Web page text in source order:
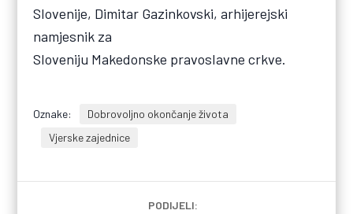
Slovenije, Dimitar Gazinkovski, arhijerejski
namjesnik za
Sloveniju Makedonske pravoslavne crkve.
Oznake:
Dobrovoljno okončanje života
Vjerske zajednice
PODIJELI: